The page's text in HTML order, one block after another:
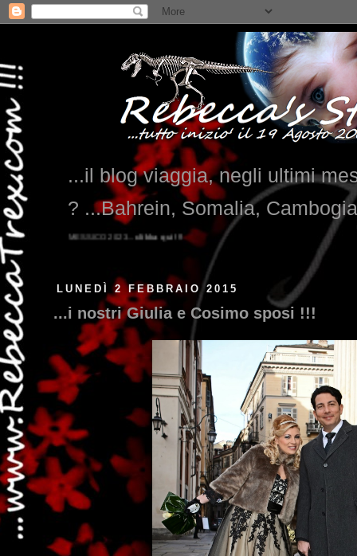
...il blog viaggia, negli ultimi
? ...Bahrein, Somalia,
LUNEDÌ 2 FEBBRAIO 2015
...i nostri Giulia e Cosimo sposi !!!